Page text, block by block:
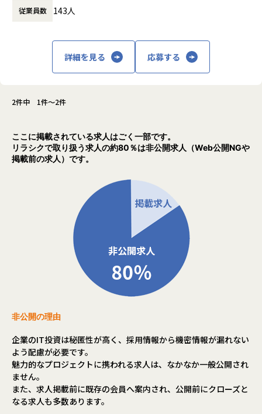
も深く関わることができ、ご自身の意思やアイデアを形にし
うフラットな組織文化が根付いています。
・グループ全体が急成長フェーズにあり、主体的に組織成長
・資格取得支援や書籍購入補助、社内勉強会など、自己成長
を後押しする制度が充実しています。
なく、実績・貢献度に応じて正当に還元される環境です。
・コアタイムなしのフルフレックス制度とリモートワークを
導入しており、月平均残業時間は10～20時間と、ワークライ
【業務の変更の範囲】
・AI技術（AIOps）を用いた次世代インフラ運用自動化の実
・大規模マルチクラウド（AWS/Azure等）基盤の設計・構
リティ要件を満たす基盤設計を遂行。
・通信キャリア向け大規模ネットワーク・セキュリティ基盤
Cisco、Juniper等のハイエンド機器や仮想化技術（VMWare
等）を駆使し、安定稼働を技術担当として牽引。
・ゼロトラストモデルに基づくエンタープライズ向けセキュ
リティ基盤の構築
最新のセキュリティ製品を組み合わせ、企業のDX化を支える
強固なインフラストラクチャを設計。
ALHは現在、ブランドリニューアルを実施し、「技術で変化
在へと進化しています。
2025年9月のカンパニー型組織体制の導入に伴い、カンパニ
ー単位で大きな裁量を持ち、
採用・育成・営業推進・組織運営まで一貫して意思決定でき
る仕組みになりました。
事業展開しています。現在は 目黒 にある本社
従業員数 143人
詳細を見る 応募する
2件中 1件～2件
ここに掲載されている求人はごく一部です。
リラシクで取り扱う求人の約80％は非公開求人（Web公開NGや
掲載前の求人）です。
非公開の理由
企業のIT投資は秘匿性が高く、採用情報から機密情報が漏れない
よう配慮が必要です。
魅力的なプロジェクトに携われる求人は、なかなか一般公開され
ません。
また、求人掲載前に既存の会員へ案内され、公開前にクローズと
なる求人も多数あります。